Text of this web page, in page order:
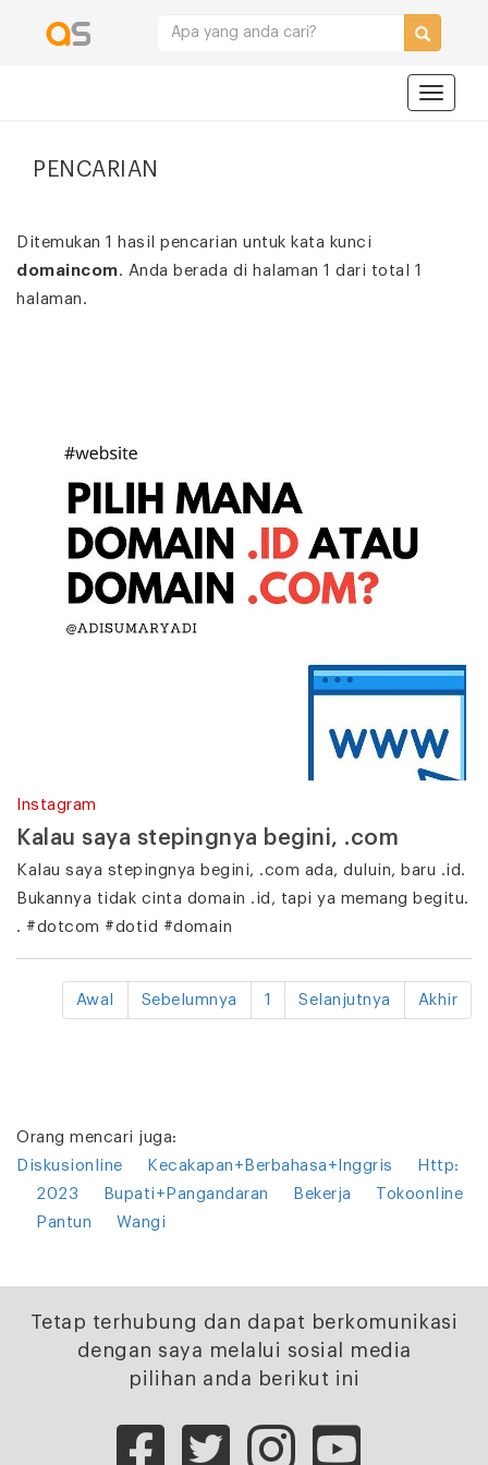
PENCARIAN
Ditemukan 1 hasil pencarian untuk kata kunci
domaincom. Anda berada di halaman 1 dari total 1
halaman.
Instagram
Kalau saya stepingnya begini, .com
Kalau saya stepingnya begini, .com ada, duluin, baru .id.
Bukannya tidak cinta domain .id, tapi ya memang begitu.
. #dotcom #dotid #domain
Awal Sebelumnya 1 Selanjutnya Akhir
Orang mencari juga:
Diskusionline
Kecakapan+Berbahasa+Inggris
Http:
2023
Bupati+Pangandaran Bekerja
Tokoonline
Pantun
Wangi
Tetap terhubung dan dapat berkomunikasi
dengan saya melalui sosial media
pilihan anda berikut ini